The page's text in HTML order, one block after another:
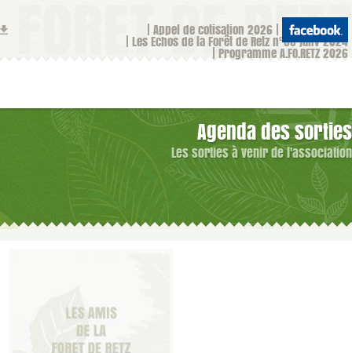
Appel de cotisation 2026
Les Echos de la Forêt de Retz n°68 janv 2024
Programme A.FO.RETZ 2026
Agenda des sorties
Les sorties à venir de l'association